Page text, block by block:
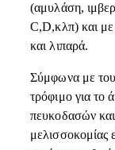
(αμυλάση,
C,D,κλπ) και με
και λιπαρά.
Σύμφωνα με
τρόφιμο για το
πευκοδασών
μελισσοκομίας